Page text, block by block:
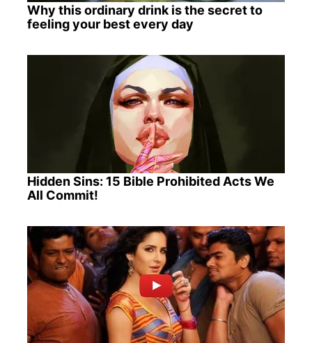
Why this ordinary drink is the secret to
feeling your best every day
Hidden Sins: 15 Bible Prohibited Acts We
All Commit!